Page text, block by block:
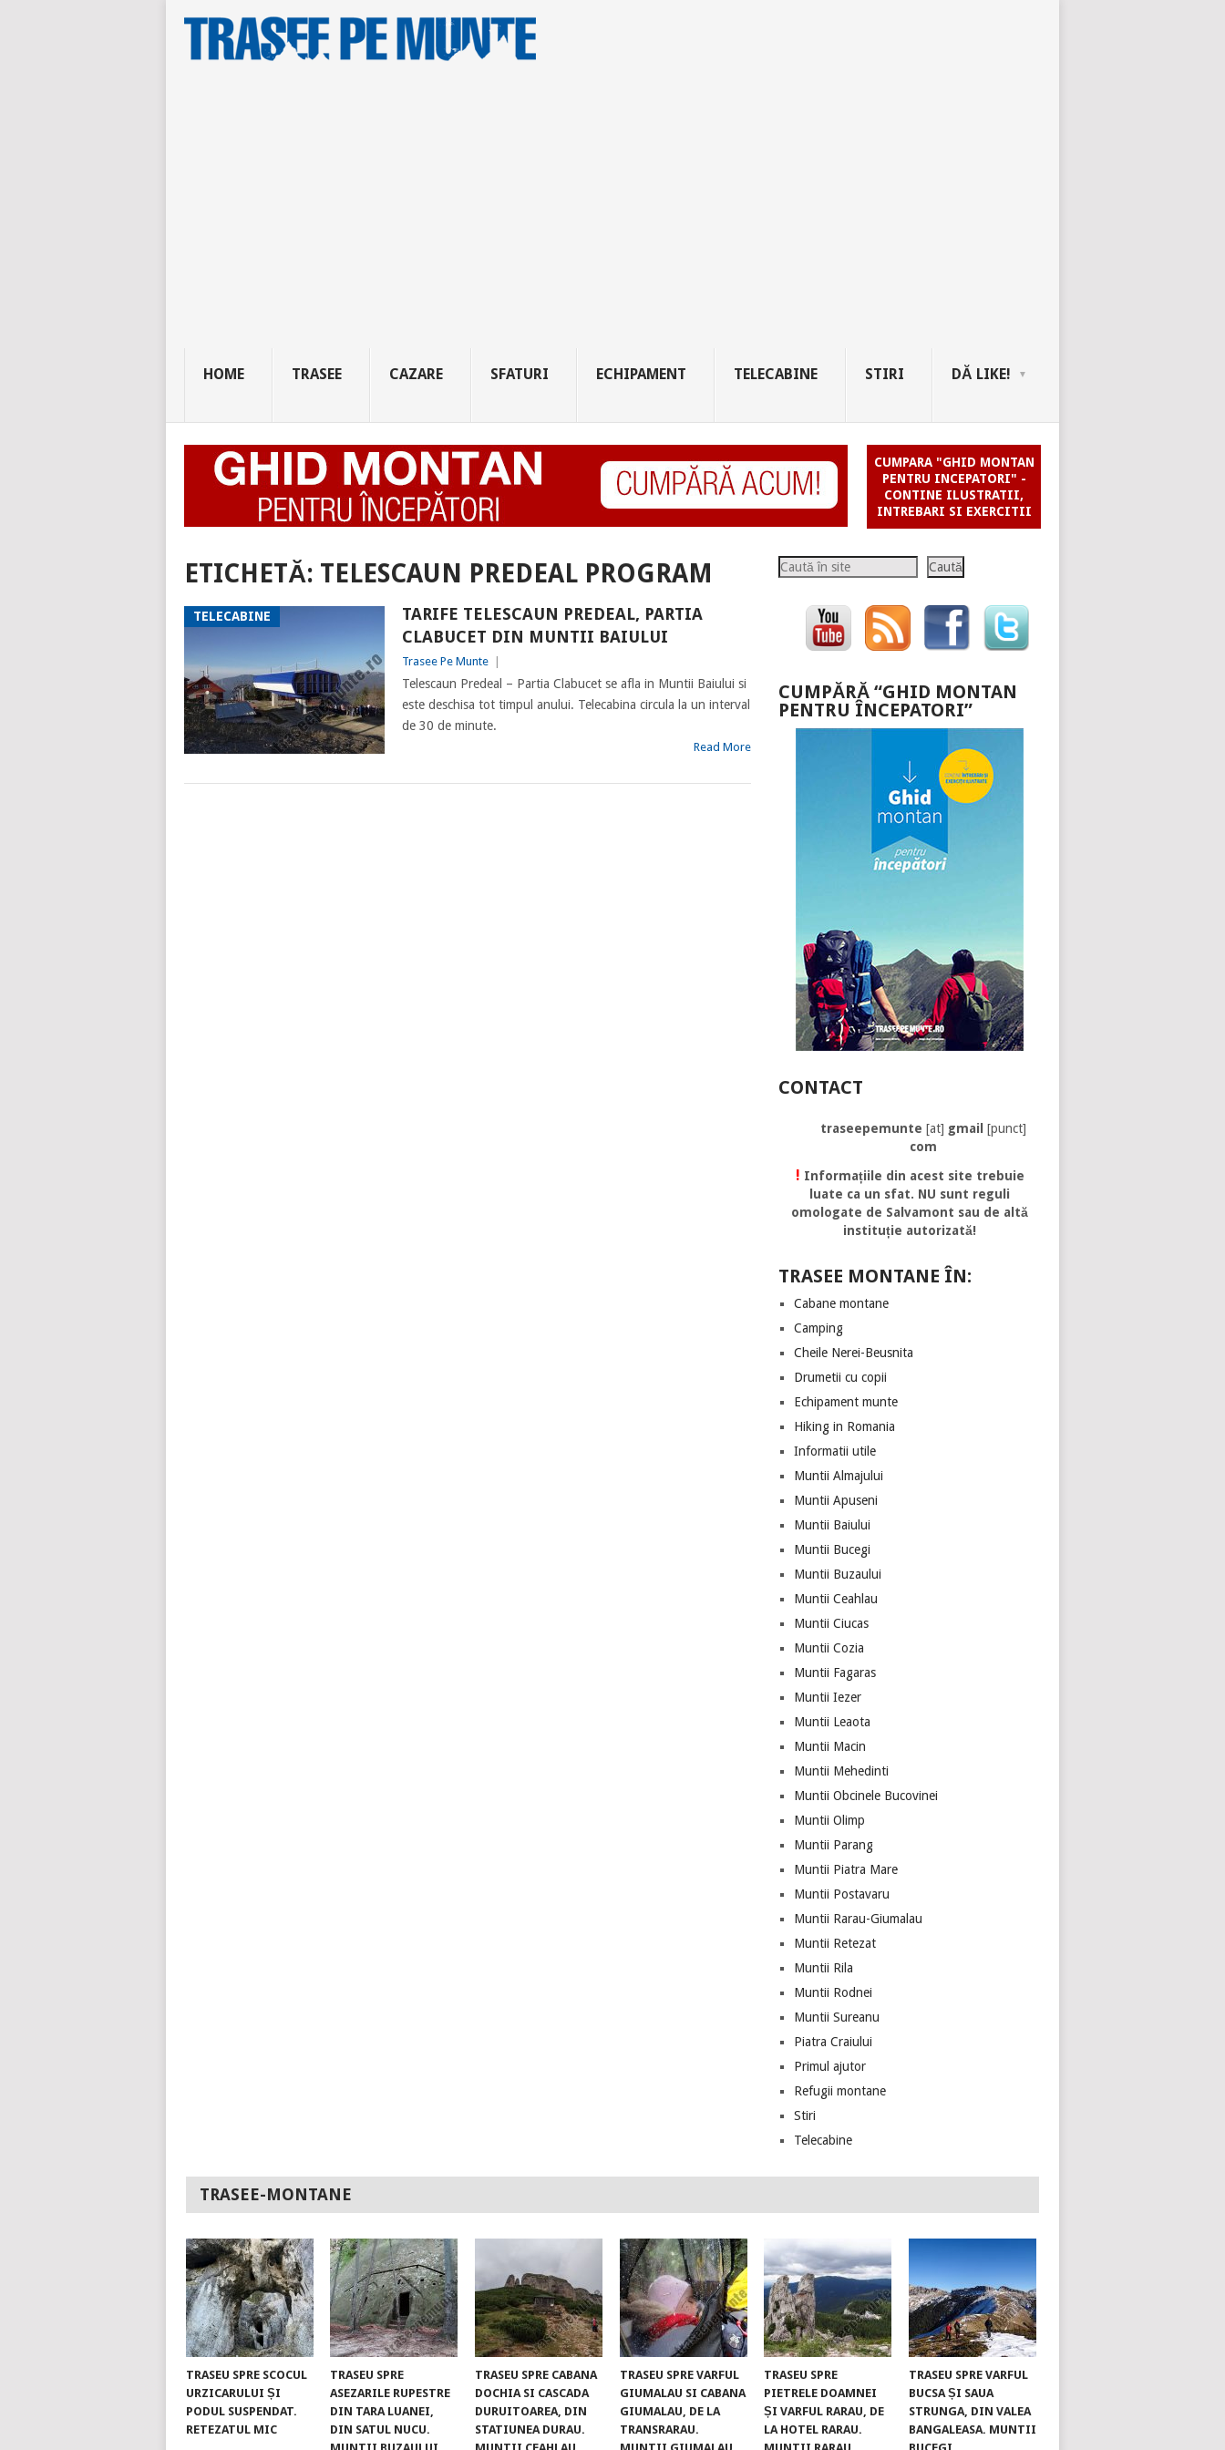
HOME TRASEE CAZARE SFATURI ECHIPAMENT TELECABINE STIRI DĂ LIKE!
CUMPARA "GHID MONTAN
PENTRU INCEPATORI" -
CONTINE ILUSTRATII,
INTREBARI SI EXERCITII
ETICHETĂ: TELESCAUN PREDEAL PROGRAM
TELECABINE
TARIFE TELESCAUN PREDEAL, PARTIA
CLABUCET DIN MUNTII BAIULUI
Trasee Pe Munte
Telescaun Predeal – Partia Clabucet se afla in Muntii Baiului si
este deschisa tot timpul anului. Telecabina circula la un interval
de 30 de minute.
Read More
Caută Caută
CUMPĂRĂ “GHID MONTAN
PENTRU ÎNCEPATORI”
CONTACT
traseepemunte [at] gmail [punct]
com
! Informațiile din acest site trebuie
luate ca un sfat. NU sunt reguli
omologate de Salvamont sau de altă
instituție autorizată!
TRASEE MONTANE ÎN:
Cabane montane
Camping
Cheile Nerei-Beusnita
Drumetii cu copii
Echipament munte
Hiking in Romania
Informatii utile
Muntii Almajului
Muntii Apuseni
Muntii Baiului
Muntii Bucegi
Muntii Buzaului
Muntii Ceahlau
Muntii Ciucas
Muntii Cozia
Muntii Fagaras
Muntii Iezer
Muntii Leaota
Muntii Macin
Muntii Mehedinti
Muntii Obcinele Bucovinei
Muntii Olimp
Muntii Parang
Muntii Piatra Mare
Muntii Postavaru
Muntii Rarau-Giumalau
Muntii Retezat
Muntii Rila
Muntii Rodnei
Muntii Sureanu
Piatra Craiului
Primul ajutor
Refugii montane
Stiri
Telecabine
TRASEE-MONTANE
TRASEU SPRE SCOCUL
URZICARULUI ȘI
PODUL SUSPENDAT.
RETEZATUL MIC
TRASEU SPRE
ASEZARILE RUPESTRE
DIN TARA LUANEI,
DIN SATUL NUCU.
TRASEU SPRE CABANA
DOCHIA SI CASCADA
DURUITOAREA, DIN
STATIUNEA DURAU.
TRASEU SPRE VARFUL
GIUMALAU SI CABANA
GIUMALAU, DE LA
TRANSRARAU.
TRASEU SPRE
PIETRELE DOAMNEI
ȘI VARFUL RARAU, DE
LA HOTEL RARAU.
TRASEU SPRE VARFUL
BUCSA ȘI SAUA
STRUNGA, DIN VALEA
BANGALEASA. MUNTII